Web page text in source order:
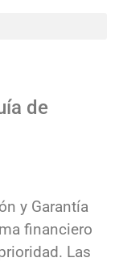
de
y Garantía
financiero
Las